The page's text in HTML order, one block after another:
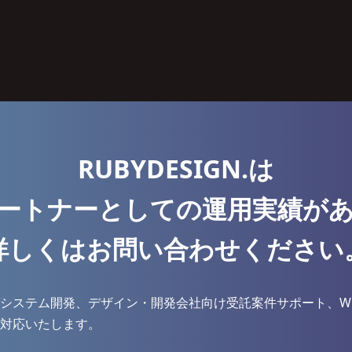
RUBYDESIGN.は
トナーとしての運用実績が
しくはお問い合わせください
ステム開発、デザイン・開発会社向け受託案件サポート、
応いたします。